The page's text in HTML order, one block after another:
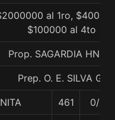
al 1ro,
$100000 al 4to
Prop. SAGARDIA HNOS.
Prep. O. E. SILVA G.
461 0/0